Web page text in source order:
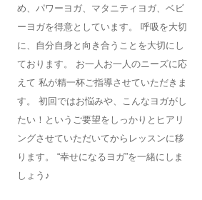
め、パワーヨガ、マタニティヨガ、ベビ
ーヨガを得意としています。 呼吸を大切
に、自分自身と向き合うことを大切にし
ております。 お一人お一人のニーズに応
えて 私が精一杯ご指導させていただきま
す。 初回ではお悩みや、こんなヨガがし
たい！というご要望をしっかりとヒアリ
ングさせていただいてからレッスンに移
ります。 “幸せになるヨガ”を一緒にしま
しょう♪